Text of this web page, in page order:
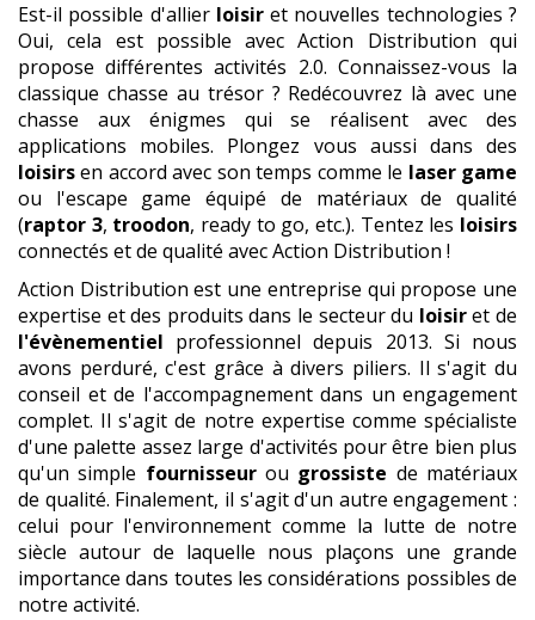
Est-il possible d'allier loisiret nouvelles technologies ?
Oui, cela est possible avec Action Distribution qui
propose différentes activités 2.0. Connaissez-vous la
classique chasse au trésor ? Redécouvrez là avec une
chasse aux énigmes qui se réalisent avec des
applications mobiles. Plongez vous aussi dans des
loisirsen accord avec son temps comme le laser game
ou l'escape game équipé de matériaux de qualité
(raptor 3, troodon, ready to go, etc.). Tentez les loisirs
connectés et de qualité avec Action Distribution !
Action Distribution est une entreprise qui propose une
expertise et des produits dans le secteur du loisiret de
l'évènementiel professionnel depuis 2013. Si nous
avons perduré, c'est grâce à divers piliers. Il s'agit du
conseil et de l'accompagnement dans un engagement
complet. Il s'agit de notre expertise comme spécialiste
d'une palette assez large d'activités pour être bien plus
qu'un simple fournisseurou grossiste de matériaux
de qualité. Finalement, il s'agit d'un autre engagement :
celui pour l'environnement comme la lutte de notre
siècle autour de laquelle nous plaçons une grande
importance dans toutes les considérations possibles de
notre activité.